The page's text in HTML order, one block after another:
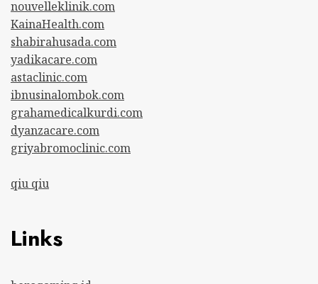
nouvelleklinik.com
KainaHealth.com
shabirahusada.com
yadikacare.com
astaclinic.com
ibnusinalombok.com
grahamedicalkurdi.com
dyanzacare.com
griyabromoclinic.com
qiu qiu
Links